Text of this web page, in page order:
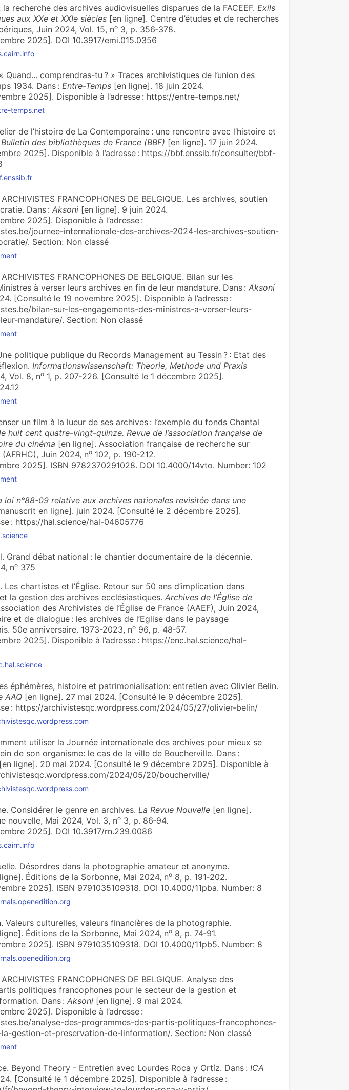
la recherche des archives audiovisuelles disparues de la FACEEF. Exils
aux XXe et XXIe siècles[en ligne]. Centre d’études et de recherches
Juin 2024, Vol. 15, no3, p. 356‑378.
2025]. DOI 10.3917/emi.015.0356
Quand... comprendras-tu ? » Traces archivistiques de l’union des
1934. Dans : Entre-Temps[en ligne]. 18 juin 2024.
2025]. Disponible à l’adresse : https://entre-temps.net/
temps.net
de l’histoire de La Contemporaine : une rencontre avec l’histoire et
Bulletin des bibliothèques de France (BBF) [en ligne]. 17 juin 2024.
2025]. Disponible à l’adresse : https://bbf.enssib.fr/consulter/bbf-
FRANCOPHONES DE BELGIQUE. Les archives, soutien
Dans : Aksoni[en ligne]. 9 juin 2024.
2025]. Disponible à l’adresse :
journee-internationale-des-archives-2024-les-archives-soutien-
. Section: Non classé
FRANCOPHONES DE BELGIQUE. Bilan sur les
à verser leurs archives en fin de leur mandature. Dans : Aksoni
[Consulté le 19 novembre 2025]. Disponible à l’adresse :
bilan-sur-les-engagements-des-ministres-a-verser-leurs-
mandature/. Section: Non classé
politique publique du Records Management au Tessin ? : Etat des
Informationswissenschaft: Theorie, Methode und Praxis
Vol. 8, no1, p. 207‑226. [Consulté le 1 décembre 2025].
un film à la lueur de ses archives : l’exemple du fonds Chantal
huit cent quatre-vingt-quinze. Revue de l’association française de
du cinéma [en ligne]. Association française de recherche sur
Juin 2024, no102, p. 190‑212.
2025]. ISBN 9782370291028. DOI 10.4000/14vto. Number: 102
loi n°88-09 relative aux archives nationales revisitée dans une
en ligne]. juin 2024. [Consulté le 2 décembre 2025].
: https://hal.science/hal-04605776
Grand débat national : le chantier documentaire de la décennie.
no375
Les chartistes et l’Église. Retour sur 50 ans d’implication dans
la gestion des archives ecclésiastiques. Archives de l’Église de
des Archivistes de l’Église de France (AAEF), Juin 2024,
et de dialogue : les archives de l’Eglise dans le paysage
50e anniversaire. 1973-2023, no96, p. 48‑57.
2025]. Disponible à l’adresse : https://enc.hal.science/hal-
éphémères, histoire et patrimonialisation: entretien avec Olivier Belin.
AAQ[en ligne]. 27 mai 2024. [Consulté le 9 décembre 2025].
: https://archivistesqc.wordpress.com/2024/05/27/olivier-belin/
utiliser la Journée internationale des archives pour mieux se
de son organisme: le cas de la ville de Boucherville. Dans :
ligne]. 20 mai 2024. [Consulté le 9 décembre 2025]. Disponible à
2024/05/20/boucherville/
Considérer le genre en archives. La Revue Nouvelle[en ligne].
nouvelle, Mai 2024, Vol. 3, no3, p. 86‑94.
2025]. DOI 10.3917/rn.239.0086
Désordres dans la photographie amateur et anonyme.
Éditions de la Sorbonne, Mai 2024, no8, p. 191‑202.
2025]. ISBN 9791035109318. DOI 10.4000/11pba. Number: 8
Valeurs culturelles, valeurs financières de la photographie.
Éditions de la Sorbonne, Mai 2024, no8, p. 74‑91.
2025]. ISBN 9791035109318. DOI 10.4000/11pb5. Number: 8
FRANCOPHONES DE BELGIQUE. Analyse des
politiques francophones pour le secteur de la gestion et
Dans : Aksoni[en ligne]. 9 mai 2024.
2025]. Disponible à l’adresse :
analyse-des-programmes-des-partis-politiques-francophones-
gestion-et-preservation-de-linformation/. Section: Non classé
Beyond Theory - Entretien avec Lourdes Roca y Ortíz. Dans : ICA
[Consulté le 1 décembre 2025]. Disponible à l’adresse :